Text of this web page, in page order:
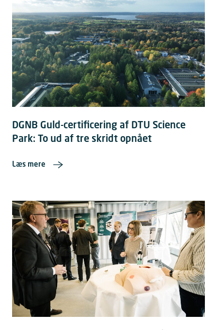
DGNB Guld-certificering af DTU Science
Park: To ud af tre skridt opnået
Læs mere